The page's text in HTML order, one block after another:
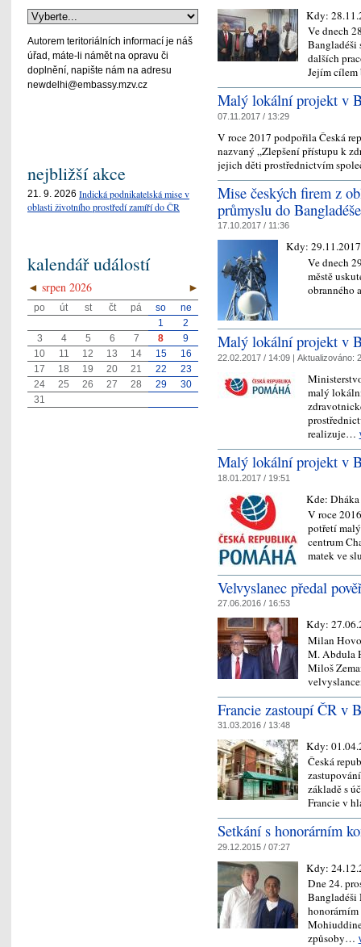
Kdy:
Ve dnech
dalších
Jejím
Malý lokální projekt v
07.11.2017 / 13:29
V roce 2017 podpořila Česká
nazvaný „Zlepšení přístupu k
jejich děti prostřednictvím
Mise českých firem z
průmyslu do Bangladéše
17.10.2017 / 11:36
Kdy:
Ve dnech
městě
obranného
Malý lokální projekt v
22.02.2017 / 14:09 | Aktualizováno:
malý
realizuje…
Malý lokální projekt v
18.01.2017 / 19:51
Kde: Dháka
V roce
potřetí
centrum
matek ve
Velvyslanec předal
27.06.2016 / 16:53
Kdy:
Milan
M. Abdula
Miloš
Francie zastoupí ČR v
31.03.2016 / 13:48
Kdy:
Česká
základě s
Francie v
Setkání s honorárním
29.12.2015 / 07:27
Kdy:
Dne 24.
honorárním
způsoby…
Autorem teritoriálních informací je náš
úřad, máte-li námět na opravu či
doplnění, napište nám na adresu
newdelhi@embassy.mzv.cz
nejbližší akce
21. 9. 2026 Indická podnikatelská mise v
oblasti životního prostředí zamíří do ČR
kalendář událostí
◄ ►
srpen 2026
po út st čt pá so
ne
1
2
3
4 5 6 7 8
9
10
11 12 13 14 15
16
17
18 19 20 21 22
23
24
25 26 27 28 29
30
31